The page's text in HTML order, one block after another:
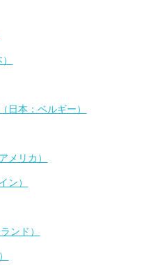
日本：ベルギー）
メリカ）
ン）
ンド）